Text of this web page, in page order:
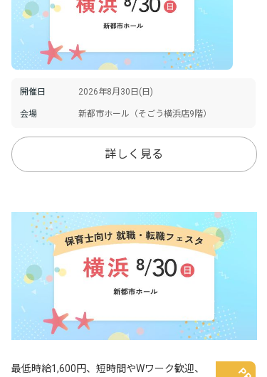
開催日 2026年8月30日(日)
会場 新都市ホール（そごう横浜店9階）
詳しく見る
最低時給1,600円、短時間やWワーク歓迎、